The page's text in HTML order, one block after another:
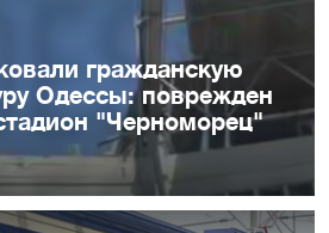
гражданскую
Одессы: поврежден
"Черноморец"